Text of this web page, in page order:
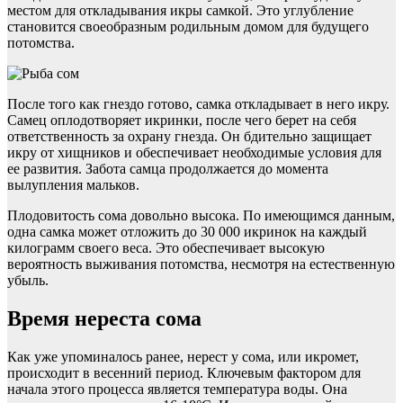
местом для откладывания икры самкой. Это углубление
становится своеобразным родильным домом для будущего
потомства.
После того как гнездо готово, самка откладывает в него икру.
Самец оплодотворяет икринки, после чего берет на себя
ответственность за охрану гнезда. Он бдительно защищает
икру от хищников и обеспечивает необходимые условия для
ее развития. Забота самца продолжается до момента
вылупления мальков.
Плодовитость сома довольно высока. По имеющимся данным,
одна самка может отложить до 30 000 икринок на каждый
килограмм своего веса. Это обеспечивает высокую
вероятность выживания потомства, несмотря на естественную
убыль.
Время нереста сома
Как уже упоминалось ранее, нерест у сома, или икромет,
происходит в весенний период. Ключевым фактором для
начала этого процесса является температура воды. Она